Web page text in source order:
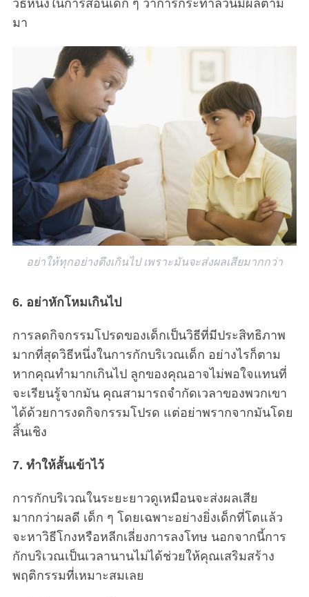
วิธีหนึ่งในการสอนเด็ก ๆ ว่าการกระทำล้วนมีผลตาม
มา
อย่าให้ทุกอย่างตึงเกินไป เพราะมันจะส่งผลเสียมากกว่า
6. อย่าหักโหมเกินไป
การลดกิจกรรมโปรดของเด็กเป็นวิธีที่มีประสิทธิภาพ
มากที่สุดวิธีหนึ่งในการกักบริเวณเด็ก อย่างไรก็ตาม
หากคุณทำมากเกินไป ลูกของคุณอาจไม่พอใจแทนที่
จะเรียนรู้จากมัน คุณสามารถจำกัดเวลาของพวกเขา
ได้ด้วยการงดกิจกรรมโปรด แต่อย่าพรากจากมันโดย
สิ้นเชิง
7. ทำให้สั้นเข้าไว้
การกักบริเวณในระยะยาวดูเหมือนจะส่งผลเสีย
มากกว่าผลดี เด็ก ๆ โดยเฉพาะอย่างยิ่งเด็กที่โตแล้ว
จะหาวิธีโกงหรือหลีกเลี่ยงการลงโทษ นอกจากนี้การ
กักบริเวณเป็นเวลานานไม่ได้ช่วยให้คุณเสริมสร้าง
พฤติกรรมที่เหมาะสมเลย